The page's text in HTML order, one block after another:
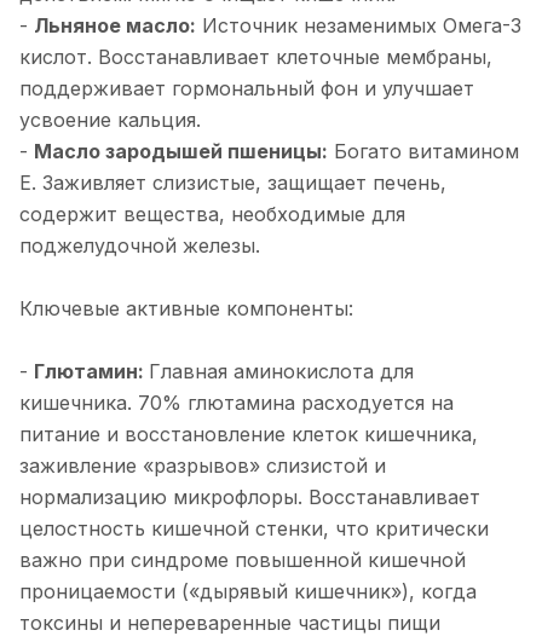
- Льняное масло: Источник незаменимых Омега-3
кислот. Восстанавливает клеточные мембраны,
поддерживает гормональный фон и улучшает
усвоение кальция.
- Масло зародышей пшеницы: Богато витамином
Е. Заживляет слизистые, защищает печень,
содержит вещества, необходимые для
поджелудочной железы.
Ключевые активные компоненты:
- Глютамин: Главная аминокислота для
кишечника. 70% глютамина расходуется на
питание и восстановление клеток кишечника,
заживление «разрывов» слизистой и
нормализацию микрофлоры. Восстанавливает
целостность кишечной стенки, что критически
важно при синдроме повышенной кишечной
проницаемости («дырявый кишечник»), когда
токсины и непереваренные частицы пищи